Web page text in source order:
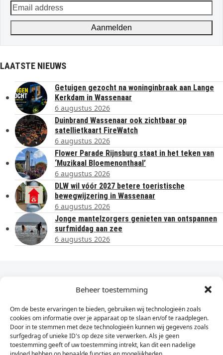
Beheer toestemming
Om de beste ervaringen te bieden, gebruiken wij technologieën zoals
cookies om informatie over je apparaat op te slaan en/of te raadplegen.
Door in te stemmen met deze technologieën kunnen wij gegevens zoals
surfgedrag of unieke ID's op deze site verwerken. Als je geen
toestemming geeft of uw toestemming intrekt, kan dit een nadelige
Email
address
Aanmelden
LAATSTE NIEUWS
Getuigen gezocht na woninginbraak aan Lange
Kerkdam in Wassenaar
6 augustus 2026
Duinbrand Wassenaar ook zichtbaar op
satellietkaart FireWatch
6 augustus 2026
Flower Parade Rijnsburg staat in het teken van
‘Muzikaal Bloemenonthaal’
6 augustus 2026
DLW wil vóór 2027 betere toeristische
bewegwijzering in Wassenaar
6 augustus 2026
Jonge mantelzorgers genieten van ontspannen
surfmiddag aan zee
6 augustus 2026
Dagelijks het laatste nieuws in je e-mail?
Vul
hier
je
e-